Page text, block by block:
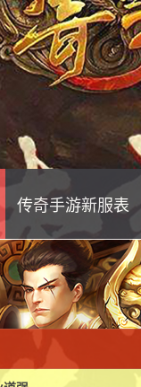
传奇手游新服表